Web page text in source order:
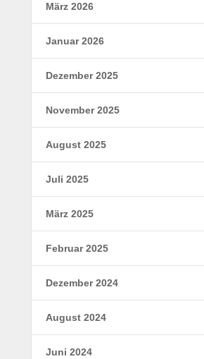
März 2026
Januar 2026
Dezember 2025
November 2025
August 2025
Juli 2025
März 2025
Februar 2025
Dezember 2024
August 2024
Juni 2024